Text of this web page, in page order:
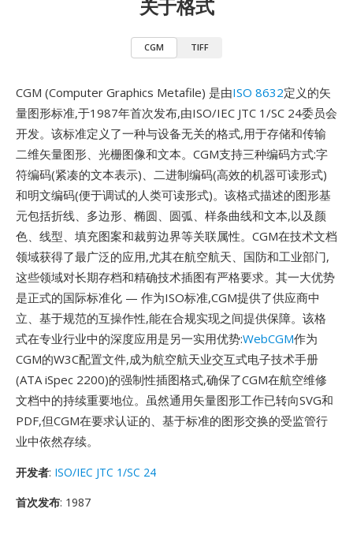
关于格式
CGM TIFF
CGM (Computer Graphics Metafile) 是由ISO 8632定义的矢
量图形标准,于1987年首次发布,由ISO/IEC JTC 1/SC 24委员会
开发。该标准定义了一种与设备无关的格式,用于存储和传输
二维矢量图形、光栅图像和文本。CGM支持三种编码方式:字
符编码(紧凑的文本表示)、二进制编码(高效的机器可读形式)
和明文编码(便于调试的人类可读形式)。该格式描述的图形基
元包括折线、多边形、椭圆、圆弧、样条曲线和文本,以及颜
色、线型、填充图案和裁剪边界等关联属性。CGM在技术文档
领域获得了最广泛的应用,尤其在航空航天、国防和工业部门,
这些领域对长期存档和精确技术插图有严格要求。其一大优势
是正式的国际标准化 — 作为ISO标准,CGM提供了供应商中
立、基于规范的互操作性,能在合规实现之间提供保障。该格
式在专业行业中的深度应用是另一实用优势:WebCGM作为
CGM的W3C配置文件,成为航空航天业交互式电子技术手册
(ATA iSpec 2200)的强制性插图格式,确保了CGM在航空维修
文档中的持续重要地位。虽然通用矢量图形工作已转向SVG和
PDF,但CGM在要求认证的、基于标准的图形交换的受监管行
业中依然存续。
开发者: ISO/IEC JTC 1/SC 24
首次发布: 1987